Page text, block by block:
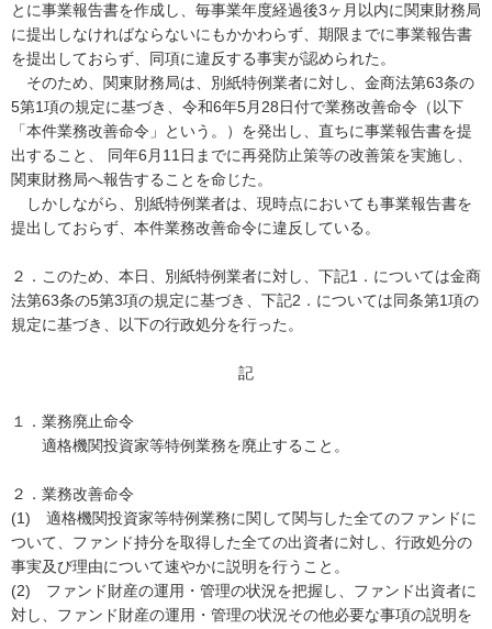
とに事業報告書を作成し、毎事業年度経過後3ヶ月以内に関東財務局
に提出しなければならないにもかかわらず、期限までに事業報告書
を提出しておらず、同項に違反する事実が認められた。
そのため、関東財務局は、別紙特例業者に対し、金商法第63条の
5第1項の規定に基づき、令和6年5月28日付で業務改善命令（以下
「本件業務改善命令」という。）を発出し、直ちに事業報告書を提
出すること、 同年6月11日までに再発防止策等の改善策を実施し、
関東財務局へ報告することを命じた。
しかしながら、別紙特例業者は、現時点においても事業報告書を
提出しておらず、本件業務改善命令に違反している。
２．このため、本日、別紙特例業者に対し、下記1．については金商
法第63条の5第3項の規定に基づき、下記2．については同条第1項の
規定に基づき、以下の行政処分を行った。
記
１．業務廃止命令
適格機関投資家等特例業務を廃止すること。
２．業務改善命令
(1) 適格機関投資家等特例業務に関して関与した全てのファンドに
ついて、ファンド持分を取得した全ての出資者に対し、行政処分の
事実及び理由について速やかに説明を行うこと。
(2) ファンド財産の運用・管理の状況を把握し、ファンド出資者に
対し、ファンド財産の運用・管理の状況その他必要な事項の説明を